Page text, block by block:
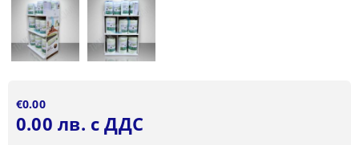
€0.00
0.00 лв. с ДДС